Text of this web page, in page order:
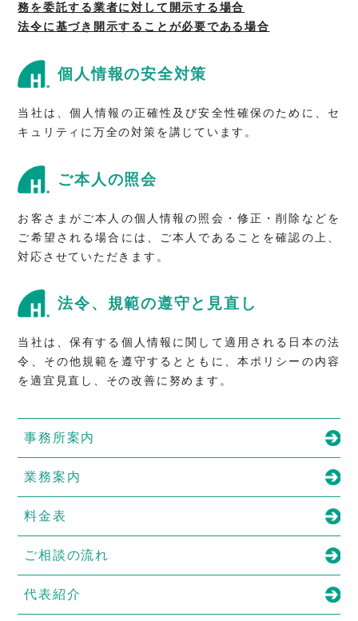
務を委託する業者に対して開示する場合
法令に基づき開示することが必要である場合
個人情報の安全対策
当社は、個人情報の正確性及び安全性確保のために、セ
キュリティに万全の対策を講じています。
ご本人の照会
お客さまがご本人の個人情報の照会・修正・削除などを
ご希望される場合には、ご本人であることを確認の上、
対応させていただきます。
法令、規範の遵守と見直し
当社は、保有する個人情報に関して適用される日本の法
令、その他規範を遵守するとともに、本ポリシーの内容
を適宜見直し、その改善に努めます。
事務所案内
業務案内
料金表
ご相談の流れ
代表紹介